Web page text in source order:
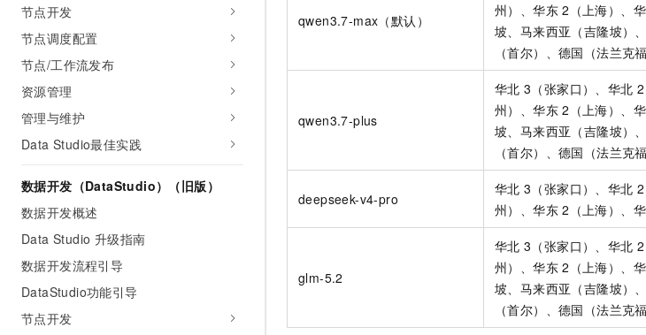
节点开发
节点调度配置
节点/工作流发布
资源管理
管理与维护
Data Studio最佳实践
数据开发（DataStudio）（旧版）
数据开发概述
Data Studio 升级指南
数据开发流程引导
DataStudio功能引导
节点开发
qwen3.7-max（默认）
州）、华东 2（上海）、
坡、马来西亚（吉隆坡）
（首尔）、德国（法兰克
qwen3.7-plus
华北 3（张家口）、华北
州）、华东 2（上海）、
坡、马来西亚（吉隆坡）
（首尔）、德国（法兰克
deepseek-v4-pro
华北 3（张家口）、华北
州）、华东 2（上海）、
glm-5.2
华北 3（张家口）、华北
州）、华东 2（上海）、
坡、马来西亚（吉隆坡）
（首尔）、德国（法兰克